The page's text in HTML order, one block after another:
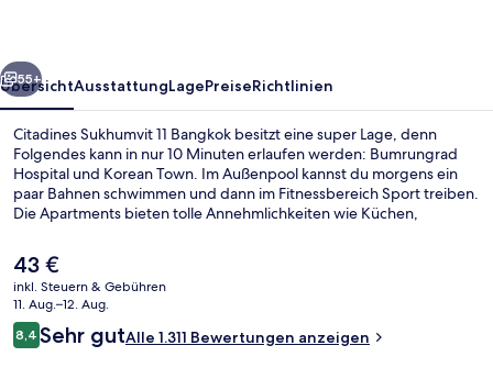
Weiter
55+
ÜbersichtAusstattungLagePreiseRichtlinien
Citadines Sukhumvit 11 Bangkok besitzt eine super Lage, denn
Folgendes kann in nur 10 Minuten erlaufen werden: Bumrungrad
Hospital und Korean Town. Im Außenpool kannst du morgens ein
paar Bahnen schwimmen und dann im Fitnessbereich Sport treiben.
Die Apartments bieten tolle Annehmlichkeiten wie Küchen,
Reisenden gefallen das hilfsbereite Personal und die Lage. Die
Unterkunft ist nur einen kurzen Fußmarsch von den öffentlichen
Verkehrsmitteln entfernt: Zur U-Bahn läuft man 6 Minuten (S-Bahn-
Station Nana) bzw. 11 Minuten (S-Bahn-Station Asok).
Der
aktuelle
Preis
beträgt
43 €.
43 €
inkl. Steuern & Gebühren
11. Aug.–12. Aug.
Bewertungen
8,48,4 von 10.
Sehr gutAlle 1.311 Bewertungen anzeigen